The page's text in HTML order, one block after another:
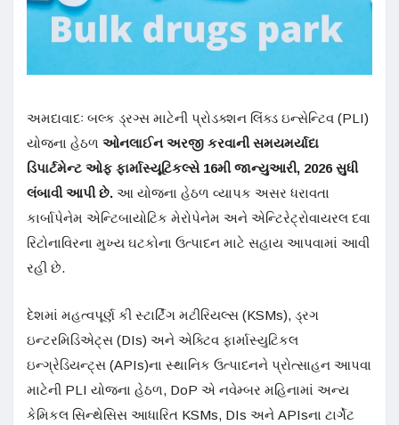
અમદાવાદઃ બલ્ક ડ્રગ્સ માટેની પ્રોડક્શન લિંક્ડ ઇન્સેન્ટિવ (PLI)
યોજના હેઠળ ઓનલાઈન અરજી કરવાની સમયમર્યાદા
ડિપાર્ટમેન્ટ ઓફ ફાર્માસ્યૂટિકલ્સે 16મીજાન્યુઆરી, 2026સુધી
લંબાવી આપી છે. આ યોજના હેઠળ વ્યાપક અસર ધરાવતા
કાર્બાપેનેમ એન્ટિબાયોટિક મેરોપેનેમ અને એન્ટિરેટ્રોવાયરલ દવા
રિટોનાવિરના મુખ્ય ઘટકોના ઉત્પાદન માટે સહાય આપવામાં આવી
રહી છે.
દેશમાં મહત્વપૂર્ણ કી સ્ટાર્ટિંગ મટીરિયલ્સ (KSMs), ડ્રગ
ઇન્ટરમિડિએટ્સ (DIs) અને એક્ટિવ ફાર્માસ્યુટિકલ
ઇન્ગ્રેડિયન્ટ્સ (APIs)ના સ્થાનિક ઉત્પાદનને પ્રોત્સાહન આપવા
માટેની PLI યોજના હેઠળ, DoP એ નવેમ્બર મહિનામાં અન્ય
કેમિકલ સિન્થેસિસ આધારિત KSMs, DIs અને APIsના ટાર્ગેટ